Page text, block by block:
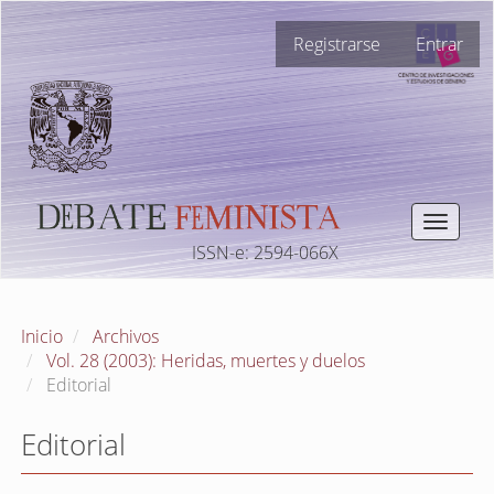
Navegación
principal
Contenido
principal
Barra
lateral
Registrarse Entrar
Toggle
ISSN-e: 2594-066X
Inicio
Archivos
Vol. 28 (2003): Heridas, muertes y duelos
Editorial
Editorial